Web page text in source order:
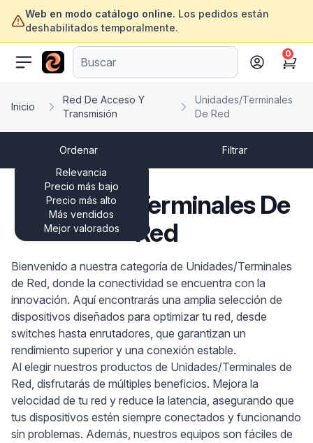
Web en modo catálogo online. Los pedidos están
deshabilitados temporalmente.
ofertasinformatica.com
Cart
0
Inicio
Red De Acceso Y
Transmisión
Unidades/Terminales
De Red
Ordenar
Relevancia
Precio más bajo
Precio más alto
Más vendidos
Mejor valorados
Filtrar
Unidades/Terminales De
Red
Bienvenido a nuestra categoría de Unidades/Terminales
de Red, donde la conectividad se encuentra con la
innovación. Aquí encontrarás una amplia selección de
dispositivos diseñados para optimizar tu red, desde
switches hasta enrutadores, que garantizan un
rendimiento superior y una conexión estable.
Al elegir nuestros productos de Unidades/Terminales de
Red, disfrutarás de múltiples beneficios. Mejora la
velocidad de tu red y reduce la latencia, asegurando que
tus dispositivos estén siempre conectados y funcionando
sin problemas. Además, nuestros equipos son fáciles de